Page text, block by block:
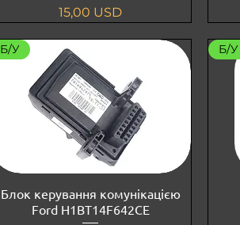
Ціна
15,00 USD
Б/У
Блок керування комунікацією
Ford H1BT14F642CE
Б/У